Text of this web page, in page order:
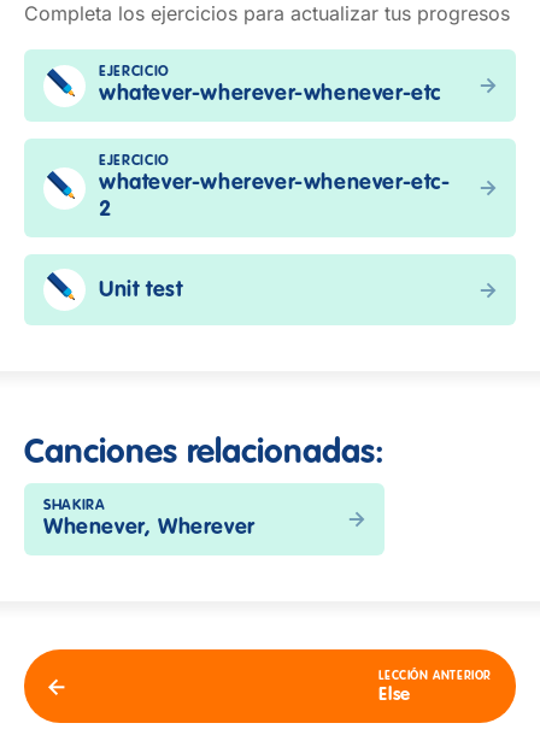
Completa los ejercicios para actualizar tus progresos
EJERCICIO
whatever-wherever-whenever-etc
EJERCICIO
whatever-wherever-whenever-etc-
2
Unit test
Canciones relacionadas:
SHAKIRA
Whenever, Wherever
LECCIÓN ANTERIOR
Else